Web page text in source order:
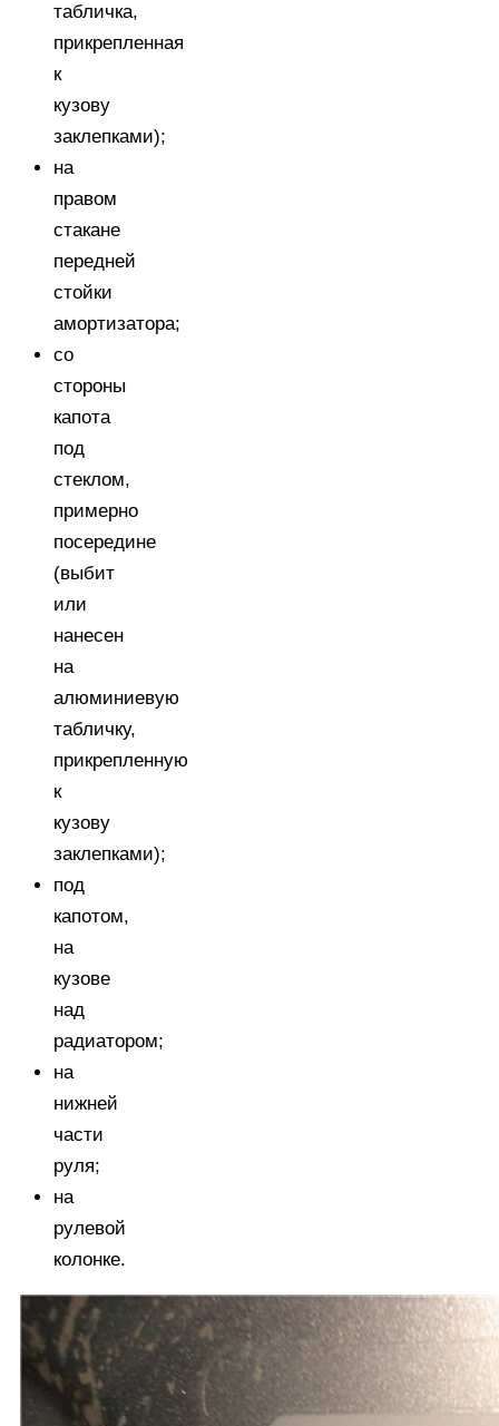
табличка,
прикрепленная
к
кузову
заклепками);
на
правом
стакане
передней
стойки
амортизатора;
со
стороны
капота
под
стеклом,
примерно
посередине
(выбит
или
нанесен
на
алюминиевую
табличку,
прикрепленную
к
кузову
заклепками);
под
капотом,
на
кузове
над
радиатором;
на
нижней
части
руля;
на
рулевой
колонке.